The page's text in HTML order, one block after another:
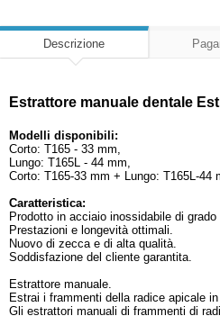
Descrizione
Estrattore manuale dentale
Modelli disponibili:
Corto: T165 - 33 mm,
Lungo: T165L - 44 mm,
Corto: T165-33 mm + Lungo: T165L-44
Caratteristica:
Prodotto in acciaio inossidabile di
Prestazioni e longevità ottimali.
Nuovo di zecca e di alta qualità.
Soddisfazione del cliente garantita.
Estrattore manuale.
Estrai i frammenti della radice apicale
Gli estrattori manuali di frammenti di